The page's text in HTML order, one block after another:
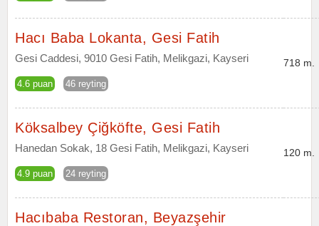
Hacı Baba Lokanta, Gesi Fatih
Gesi Caddesi, 9010 Gesi Fatih, Melikgazi, Kayseri
4.6 puan 46 reyting
718 m.
Köksalbey Çiğköfte, Gesi Fatih
Hanedan Sokak, 18 Gesi Fatih, Melikgazi, Kayseri
4.9 puan 24 reyting
120 m.
Hacıbaba Restoran, Beyazşehir